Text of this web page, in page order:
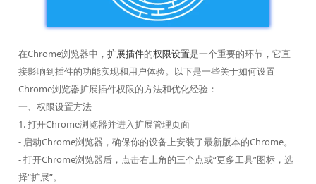
在Chrome浏览器中， 扩展插件的权限设置是一个重要的环节，它直
接影响到插件的功能实现和用户体验。以下是一些关于如何设置
Chrome浏览器扩展插件权限的方法和优化经验：
一、权限设置方法
1. 打开Chrome浏览器并进入扩展管理页面
- 启动Chrome浏览器，确保你的设备上安装了最新版本的Chrome。
- 打开Chrome浏览器后，点击右上角的三个点或“更多工具”图标，选
择“扩展”。